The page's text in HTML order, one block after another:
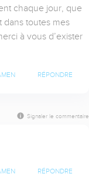
chaque jour, que
dans toutes mes
à vous d’exister
RÉPONDRE
Signaler le commentaire
RÉPONDRE